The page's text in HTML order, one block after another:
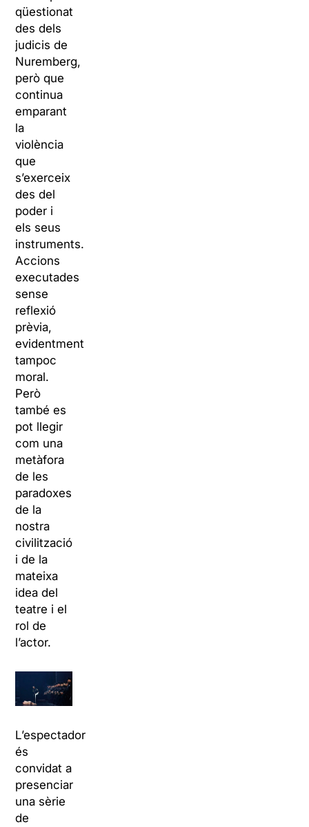
qüestionat
des dels
judicis de
Nuremberg,
però que
continua
emparant
la
violència
que
s’exerceix
des del
poder i
els seus
instruments.
Accions
executades
sense
reflexió
prèvia,
evidentment
tampoc
moral.
Però
també es
pot llegir
com una
metàfora
de les
paradoxes
de la
nostra
civilització
i de la
mateixa
idea del
teatre i el
rol de
l’actor.
L’espectador
és
convidat a
presenciar
una sèrie
de